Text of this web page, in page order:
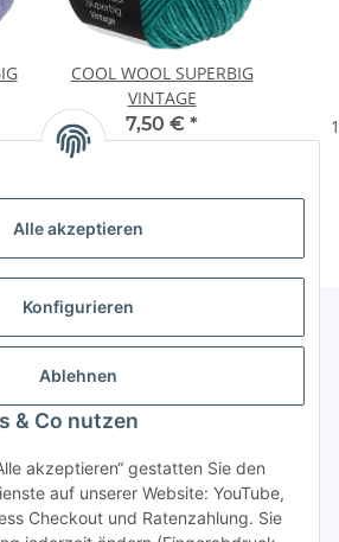
Alle akzeptieren
Konfigurieren
Ablehnen
& Co nutzen
akzeptieren“ gestatten Sie den
auf unserer Website: YouTube,
Checkout und Ratenzahlung. Sie
COOL WOOL SUPERBIG
VINTAGE
7,50 € *